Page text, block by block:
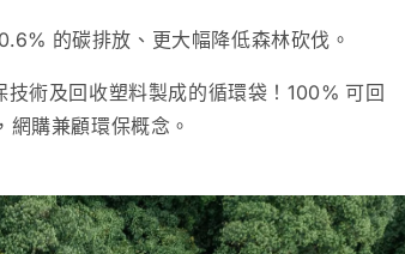
的碳排放、更大幅降低森林砍伐。
術及回收塑料製成的循環袋！100% 可回
購兼顧環保概念。